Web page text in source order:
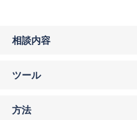
相談内容
ツール
方法